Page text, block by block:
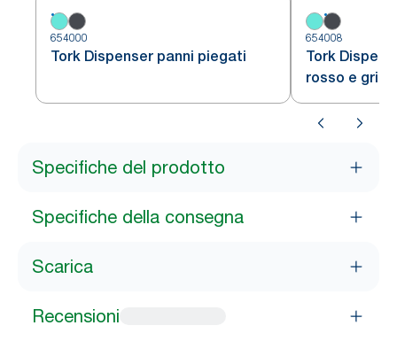
654000
Tork Dispenser panni piegati
654008
Tork
rosso e
Specifiche del prodotto
Specifiche della consegna
Scarica
Recensioni